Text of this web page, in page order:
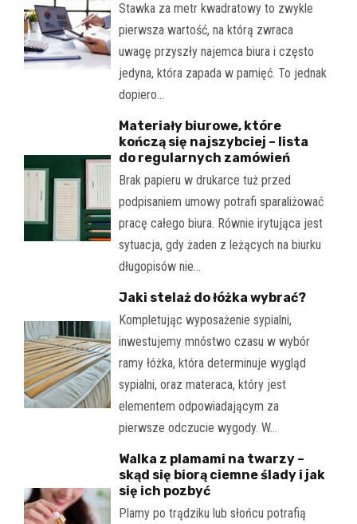
Stawka za metr kwadratowy to zwykle
pierwsza wartość, na którą zwraca
uwagę przyszły najemca biura i często
jedyna, która zapada w pamięć. To jednak
dopiero…
Materiały biurowe, które
kończą się najszybciej – lista
do regularnych zamówień
Brak papieru w drukarce tuż przed
podpisaniem umowy potrafi sparaliżować
pracę całego biura. Równie irytująca jest
sytuacja, gdy żaden z leżących na biurku
długopisów nie…
Jaki stelaż do łóżka wybrać?
Kompletując wyposażenie sypialni,
inwestujemy mnóstwo czasu w wybór
ramy łóżka, która determinuje wygląd
sypialni, oraz materaca, który jest
elementem odpowiadającym za
pierwsze odczucie wygody. W…
Walka z plamami na twarzy –
skąd się biorą ciemne ślady i jak
się ich pozbyć
Plamy po trądziku lub słońcu potrafią